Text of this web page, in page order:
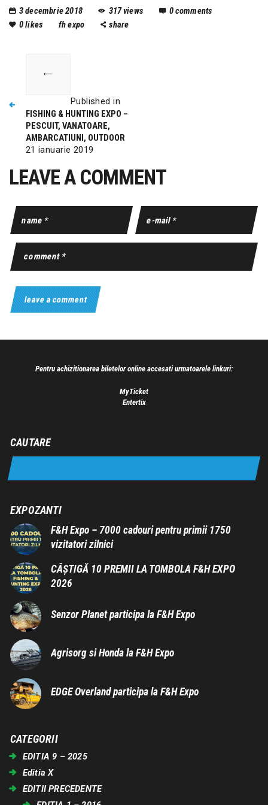
3 decembrie 2018 317views 0comments
0likes fh expo share
Published in
FISHING & HUNTING EXPO –
PESCUIT, VANATOARE,
AMBARCATIUNI, OUTDOOR
21 ianuarie 2019
LEAVE A COMMENT
Pentru achizitionarea biletelor online accesati urmatoarele linkuri:
MyTicket
Entertix
CAUTARE
EXPOZANTI
F&H Expo – 7000 cadouri pentru primii 1750
vizitatori zilnici
CÂȘTIGĂ 10 PREMII LA TOMBOLA F&H EXPO
2026
Senzor Planet participa la F&H Expo
Agrisorg si Honda la F&H Expo
EDGE Overland participa la F&H Expo
CATEGORII
EDITIA 9 – 2025
Editia X
EDITII PRECEDENTE